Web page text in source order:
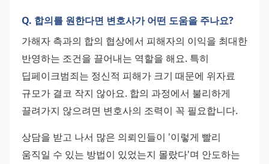
Q. 합의를 원한다면 변호사가 어떤 도움을 주나요?
가해자 측과의 합의 협상에서 피해자의 이익을 최대한
반영하는 조건을 끌어내는 역할을 해요. 특히
딥페이크범죄는 정신적 피해가 크기 때문에 위자료
규모가 결코 작지 않아요. 합의 과정에서 불리하게
끌려가지 않으려면 변호사의 조력이 꼭 필요합니다.
상담을 받고 나서 많은 의뢰인들이 '이렇게 빨리
움직일 수 있는 방법이 있었는지 몰랐다'며 안도하는